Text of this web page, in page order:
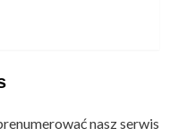
nasz serwis